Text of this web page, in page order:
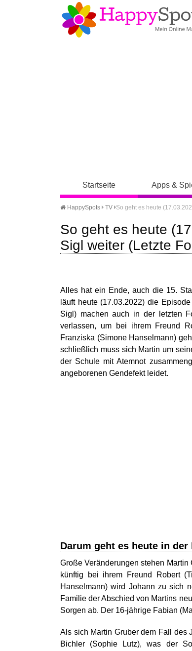
Startseite Apps &
HappySpots TV So geht es heute
So geht es heute
Sigl weiter (Letzte
Alles hat ein Ende, auch die 15.
läuft heute (17.03.2022) die
Sigl) machen auch in der letzten
verlassen, um bei ihrem Freund
Franziska (Simone Hanselmann)
schließlich muss sich Martin um
der Schule mit Atemnot
angeborenen Gendefekt leidet.
Darum geht es heute in
Große Veränderungen stehen
künftig bei ihrem Freund Robert
Hanselmann) wird Johann zu sich
Familie der Abschied von Martins
Sorgen ab. Der 16-jährige Fabian
Als sich Martin Gruber dem Fall des
Bichler (Sophie Lutz), was der